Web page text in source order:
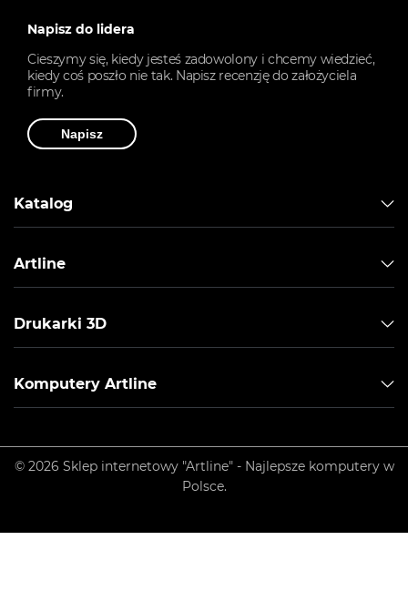
Napisz do lidera
Cieszymy się, kiedy jesteś zadowolony i chcemy wiedzieć,
kiedy coś poszło nie tak. Napisz recenzję do założyciela
firmy.
Napisz
Katalog
Artline
Drukarki 3D
Komputery Artline
© 2026 Sklep internetowy "Artline" - Najlepsze komputery w
Polsce.